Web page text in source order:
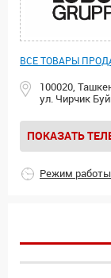
ВСЕ ТОВАРЫ
100020,
ул. Чирчик
ПОКАЗАТЬ
Режим работы